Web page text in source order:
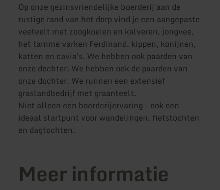
Op onze gezinsvriendelijke boerderij aan de
rustige rand van het dorp vind je een aangepaste
veeteelt met zoogkoeien en kalveren, jongvee,
het tamme varken Ferdinand, kippen, konijnen,
katten en cavia's. We hebben ook paarden van
onze dochter. We hebben ook de paarden van
onze dochter. We runnen een extensief
graslandbedrijf met graanteelt.
Niet alleen een boerderijervaring - ook een
ideaal startpunt voor wandelingen, fietstochten
en dagtochten.
Meer informatie